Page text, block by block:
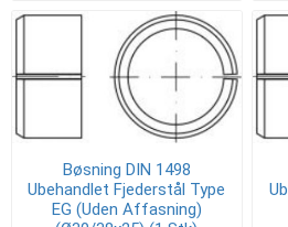
Bøsning DIN 1498
Ubehandlet Fjederstål Type
EG (Uden Affasning)